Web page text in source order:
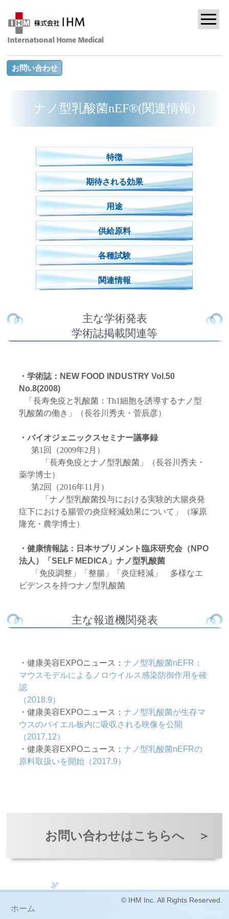
お問い合わせ
ナノ型乳酸菌nEF®(関連情報)
特徴
期待される効果
用途
供給原料
各種試験
関連情報
主な学術発表
学術誌掲載関連等
・学術誌：NEW FOOD INDUSTRY Vol.50
No.8(2008)
「長寿免疫と乳酸菌：Th1細胞を誘導するナノ型
乳酸菌の働き」（長谷川秀夫・菅辰彦）
・バイオジェニックスセミナー議事録
第1回（2009年2月）
「長寿免疫とナノ型乳酸菌」（長谷川秀夫・
薬学博士）
第2回（2016年11月）
「ナノ型乳酸菌投与における実験的大腸炎発
症下における腸管の炎症軽減効果について」（塚原
隆充・農学博士）
・健康情報誌：日本サプリメント臨床研究会（NPO
法人）「SELF MEDICA」ナノ型乳酸菌
「免疫調整」「整腸」「炎症軽減」 多様なエ
ビデンスを持つナノ型乳酸菌
主な報道機関発表
・健康美容EXPOニュース：ナノ型乳酸菌nEFR ：
マウスモデルによるノロウイルス感染防御作用を確
認
（2018.9）
・健康美容EXPOニュース：ナノ型乳酸菌が生存マ
ウスのパイエル板内に吸収される映像を公開
（2017.12）
・健康美容EXPOニュース：ナノ型乳酸菌nEFRの
原料取扱いを開始（2017.9）
お問い合わせはこちらへ ＞
ホーム
© IHM Inc. All Rights Reserved.